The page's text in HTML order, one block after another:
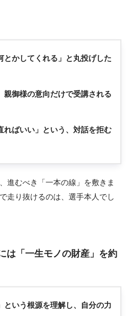
とかしてくれる」と丸投げした
親御様の意向だけで受講される
ればいい」という、対話を拒む
進むべき「一本の線」を敷きま
走り抜けるのは、選手本人でし
は「一生モノの財産」を約
という根源を理解し、自分の力